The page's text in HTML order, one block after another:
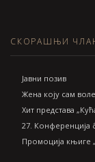
СКОРАШЊИ
Jавни позив
Жена коју сам
Хит представа
27. Конференција
Промоција књиге